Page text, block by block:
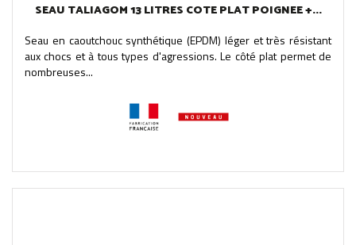
SEAU TALIAGOM 13 LITRES COTE PLAT POIGNEE +...
Seau en caoutchouc synthétique (EPDM) léger et très résistant
aux chocs et à tous types d'agressions. Le côté plat permet de
nombreuses...